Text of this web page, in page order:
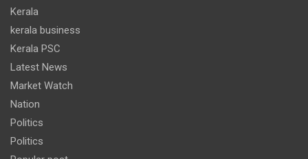
Kerala
kerala business
Kerala PSC
Latest News
Market Watch
Nation
Politics
Politics